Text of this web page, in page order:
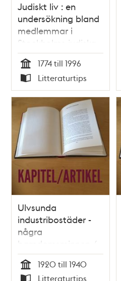
Judiskt liv : en
undersökning bland
medlemmar i
Stockholms judiska
församling / David
Fischer
Tid
1774 till 1996
Typ
Litteraturtips
Ulvsunda
industribostäder -
några
barndomsminnen /
Barbro Törnros
Tid
1920 till 1940
Litteraturtips